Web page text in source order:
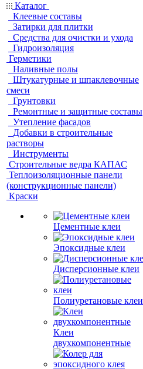
Каталог
Клеевые составы
Затирки для плитки
Средства для очистки и ухода
Гидроизоляция
Герметики
Наливные полы
Штукатурные и шпаклевочные
смеси
Грунтовки
Ремонтные и защитные составы
Утепление фасадов
Добавки в строительные
растворы
Инструменты
Строительные ведра КАПАС
Теплоизоляционные панели
(конструкционные панели)
Краски
Цементные клеи
Эпоксидные клеи
Дисперсионные клеи
Полиуретановые клеи
Клеи
двухкомпонентные